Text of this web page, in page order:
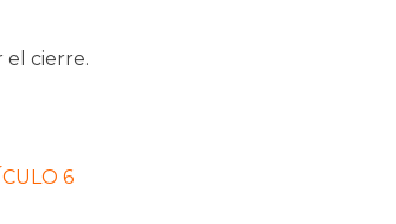
el cierre.
6